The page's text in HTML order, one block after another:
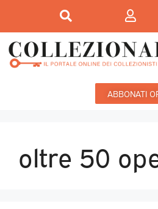
ABBONATI
oltre 50